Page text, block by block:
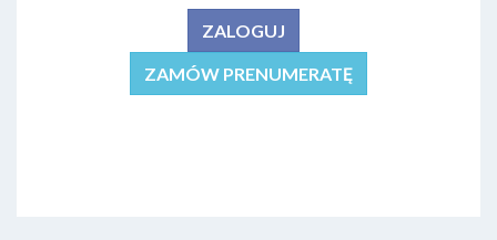
ZALOGUJ
ZAMÓW PRENUMERATĘ